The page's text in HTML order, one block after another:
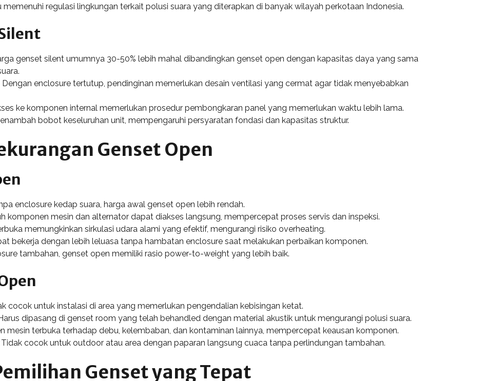
memenuhi regulasi lingkungan terkait polusi suara yang diterapkan di banyak wilayah perkotaan Indonesia.
genset silent umumnya 30-50% lebih mahal dibandingkan genset open dengan kapasitas daya yang sama
Dengan enclosure tertutup, pendinginan memerlukan desain ventilasi yang cermat agar tidak menyebabkan
ke komponen internal memerlukan prosedur pembongkaran panel yang memerlukan waktu lebih lama.
bobot keseluruhan unit, mempengaruhi persyaratan fondasi dan kapasitas struktur.
Genset Open
enclosure kedap suara, harga awal genset open lebih rendah.
komponen mesin dan alternator dapat diakses langsung, mempercepat proses servis dan inspeksi.
memungkinkan sirkulasi udara alami yang efektif, mengurangi risiko overheating.
bekerja dengan lebih leluasa tanpa hambatan enclosure saat melakukan perbaikan komponen.
tambahan, genset open memiliki rasio power-to-weight yang lebih baik.
cocok untuk instalasi di area yang memerlukan pengendalian kebisingan ketat.
dipasang di genset room yang telah behandled dengan material akustik untuk mengurangi polusi suara.
mesin terbuka terhadap debu, kelembaban, dan kontaminan lainnya, mempercepat keausan komponen.
Tidak cocok untuk outdoor atau area dengan paparan langsung cuaca tanpa perlindungan tambahan.
Genset yang Tepat